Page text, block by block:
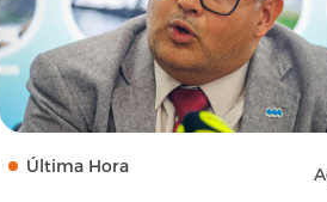
Última Hora